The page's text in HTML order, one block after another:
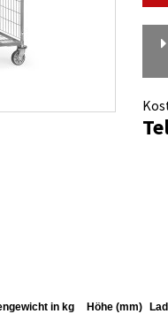
in kg Höhe (mm)